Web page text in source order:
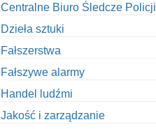
Centralne Biuro Śledcze Policji
Dzieła sztuki
Fałszerstwa
Fałszywe alarmy
Handel ludźmi
Jakość i zarządzanie